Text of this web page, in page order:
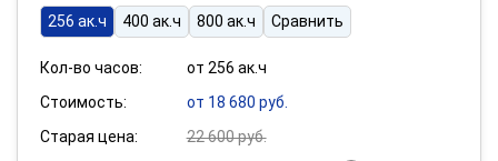
256 ак.ч
400 ак.ч 800 ак.ч Сравнить
Кол-во часов:
от 256 ак.ч
Стоимость:
от 18 680 руб.
Старая цена:
22 600 руб.